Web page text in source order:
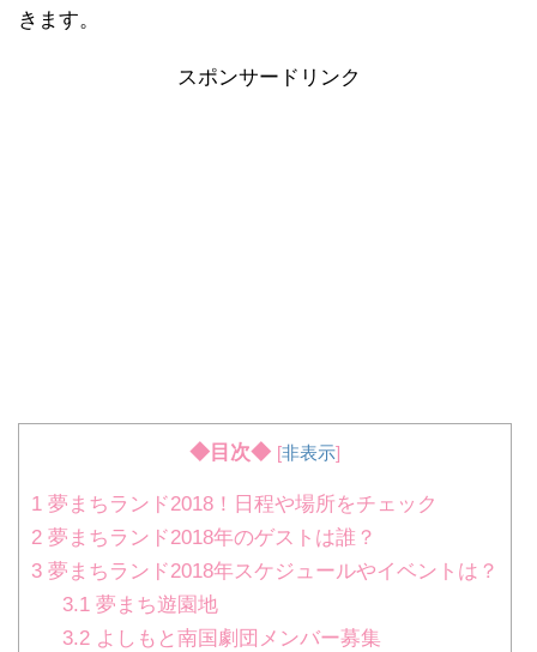
きます。
スポンサードリンク
◆目次◆ [非表示]
1 夢まちランド2018！日程や場所をチェック
2 夢まちランド2018年のゲストは誰？
3 夢まちランド2018年スケジュールやイベントは？
3.1夢まち遊園地
3.2よしもと南国劇団メンバー募集